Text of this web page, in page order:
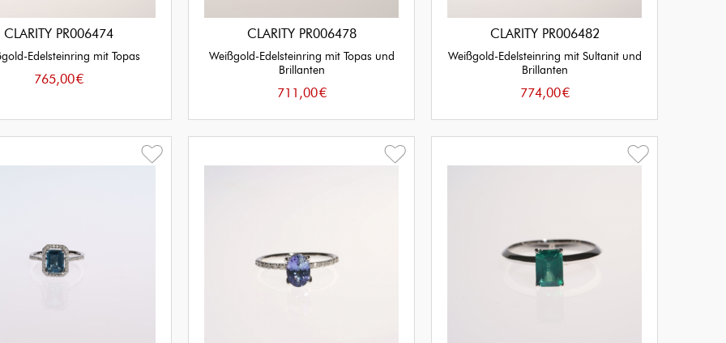
CLARITY PR006474
Edelsteinring mit Topas
765,00€
CLARITY PR006478
Weißgold-Edelsteinring mit Topas und
Brillanten
711,00€
CLARITY PR006482
Weißgold-Edelsteinring mit Sultanit und
Brillanten
774,00€